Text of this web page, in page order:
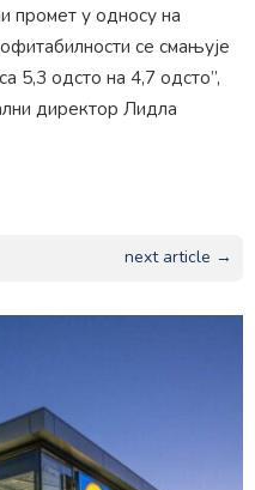
промет у односу на
се смањује
5,3 одсто на 4,7 одсто”,
директор Лидла
next article →